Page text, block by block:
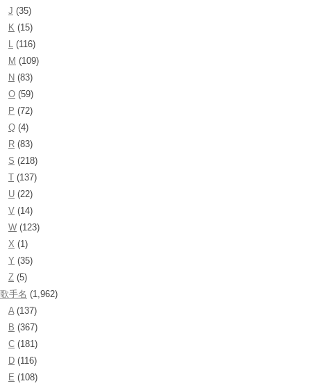
J (35)
K (15)
L (116)
M (109)
N (83)
O (59)
P (72)
Q (4)
R (83)
S (218)
T (137)
U (22)
V (14)
W (123)
X (1)
Y (35)
Z (5)
歌手名 (1,962)
A(137)
B (367)
C (181)
D (116)
E (108)